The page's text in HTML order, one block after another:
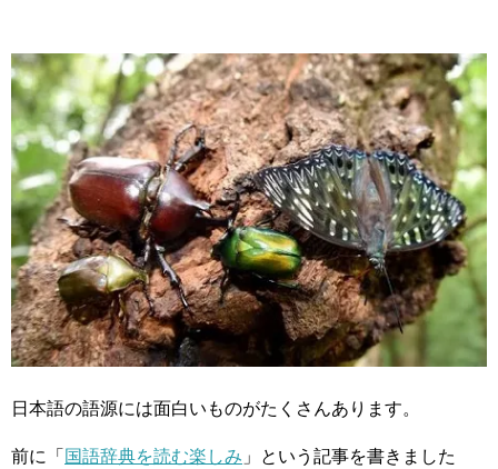
日本語の語源には面白いものがたくさんあります。
前に「 国語辞典を読む楽しみ 」という記事を書きました